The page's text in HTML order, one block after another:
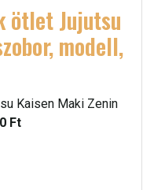
ötlet Jujutsu
modell,
Kaisen Maki Zenin
Ft